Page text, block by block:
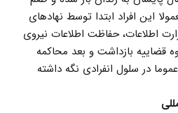
این افراد ابتدا توسط نهادهای
اطلاعات، حفاظت اطلاعات نیروی
قضاییه بازداشت و بعد محاکمه
در سلول انفرادی نگه داشته